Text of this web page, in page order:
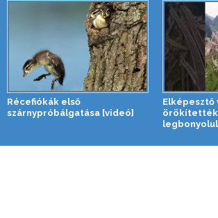
Récefiókák első
szárnypróbálgatása [videó]
Elképesztő
örökítették